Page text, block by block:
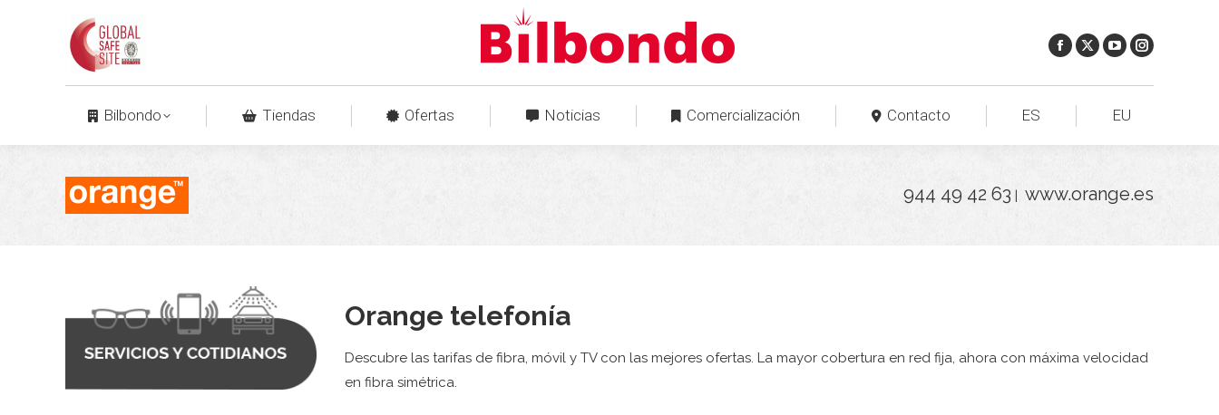
Bilbondo Tiendas Ofertas Noticias Comercialización Contacto ES EU
944 49 42 63 | www.orange.es
Orange telefonía
Descubre las tarifas de fibra, móvil y TV con las mejores ofertas. La mayor cobertura en red fija, ahora con máxima velocidad
en fibra simétrica.